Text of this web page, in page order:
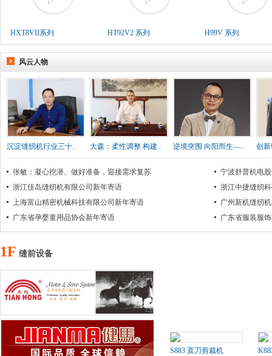
HXT8VII系列 HT92V2 系列 H99V 系列
风云人物
沉淀缝纫机行业三十.. 大森：柔性调整 构建.. 逆境突围 向阳而生—.. 创
张敏：凝心挖潜、做好准备，迎接需求复苏
宁波舒普机电
浙江佳岛缝纫机有限公司新年寄语
浙江中捷缝纫
上海富山精密机械科技有限公司新年寄语
广州新机缝纫
广东省孕婴童用品协会新年寄语
广东省服装服
1F 缝前设备
S883 直刀剪裁机